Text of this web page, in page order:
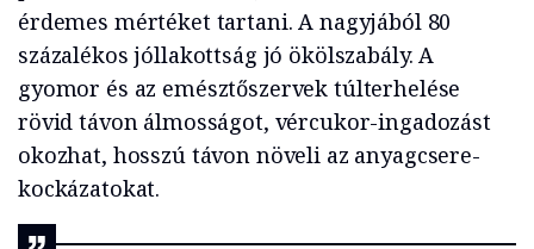
érdemes mértéket tartani. A nagyjából 80
százalékos jóllakottság jó ökölszabály. A
gyomor és az emésztőszervek túlterhelése
rövid távon álmosságot, vércukor-ingadozást
okozhat, hosszú távon növeli az anyagcsere-
kockázatokat.